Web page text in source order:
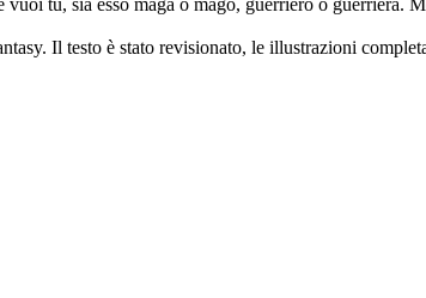
Il testo è stato revisionato, le illustrazioni